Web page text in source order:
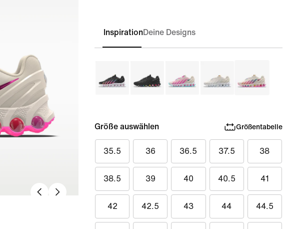
InspirationDeine Designs
Größe auswählen Größentabelle
35.5 36 36.5 37.5 38
38.5 39 40 40.5 41
42 42.5 43 44 44.5